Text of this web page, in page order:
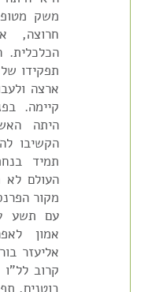
משק
חרוצה,
תפקידו
ארצה
קיימה.
היתה
הקשיבו
תמיד
העולם לא
מקור
עם תשע
אמון
אליעזר
קרוב